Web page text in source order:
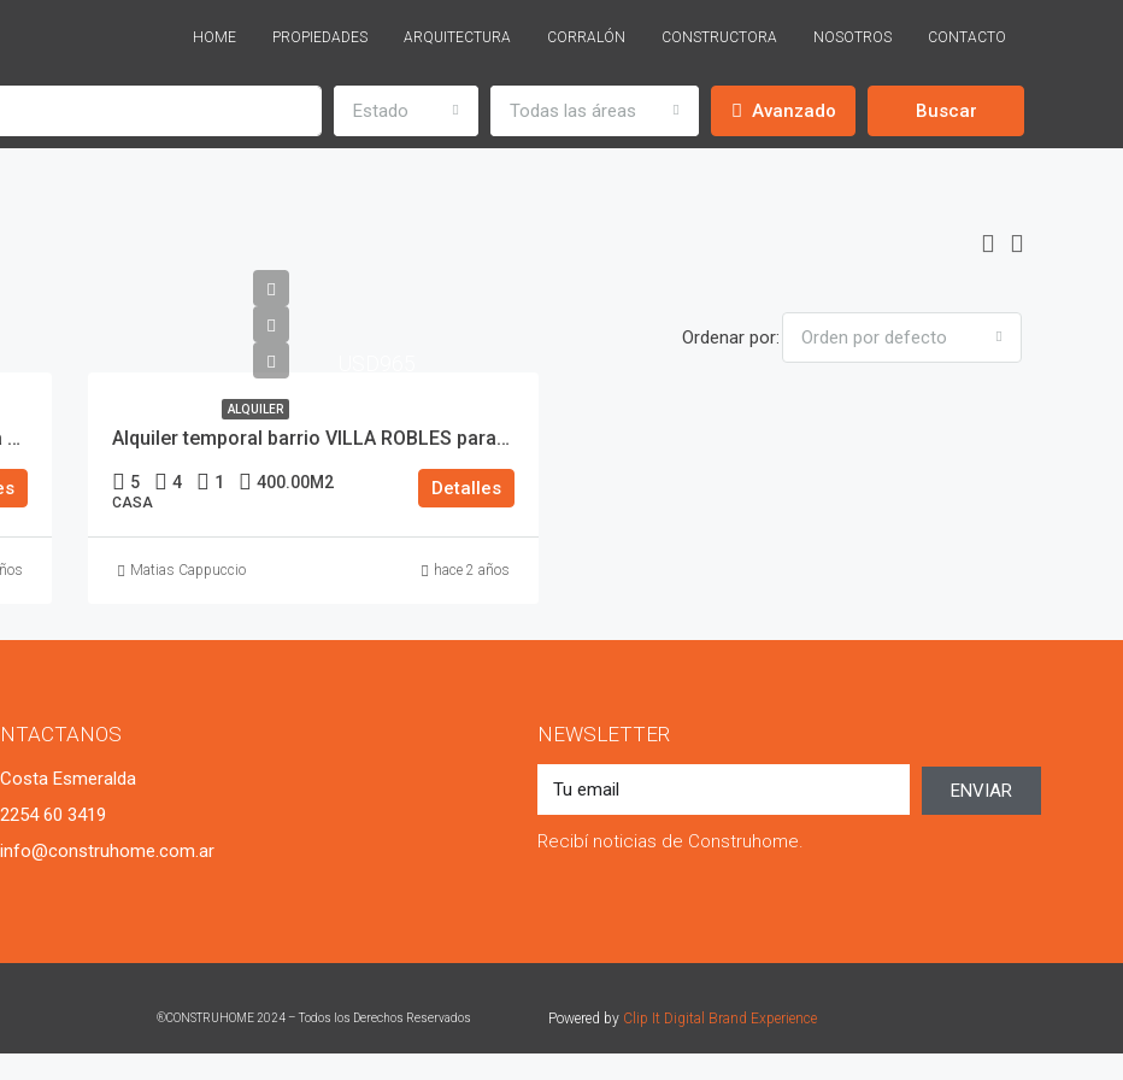
HOME PROPIEDADES ARQUITECTURA CORRALÓN CONSTRUCTORA NOSOTROS CONTACTO
Estado Todas las áreas Avanzado Buscar
Ordenar por: Orden por defecto
casa disponible 2 al 20 febrero 2025 pileta 5 habitaciones en suite 10 PERSONAS MAXIMO piscina a 500 metros centro comercial costa esmeralda temporada 2025
ALQUILER
Alquiler temporal barrio VILLA ROBLES para 10 personas a 50 mts del mar exclusiva hormigon visto
5 4 1 400.00M2
CASA
Detalles
Matias Cappuccio hace 2 años
Costa Esmeralda
2254 60 3419
info@construhome.com.ar
NEWSLETTER
ENVIAR
Recibí noticias de Construhome.
®CONSTRUHOME 2024 – Todos los Derechos Reservados Powered by Clip It Digital Brand Experience